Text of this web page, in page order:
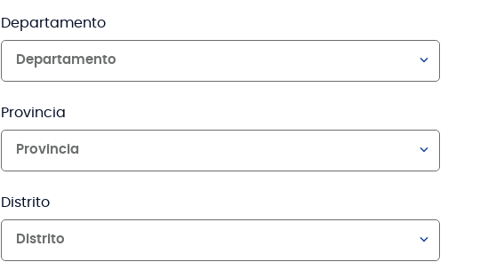
Departamento
Departamento
Provincia
Provincia
Distrito
Distrito